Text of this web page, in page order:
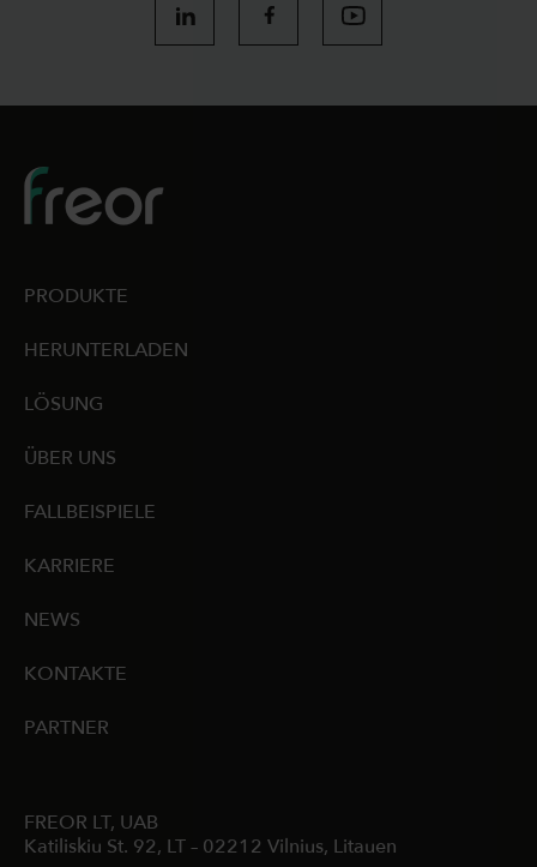
FREOR LT, UAB
Katiliskiu St. 92, LT – 02212 Vilnius, Litauen
PRODUKTE
HERUNTERLADEN
LÖSUNG
ÜBER UNS
FALLBEISPIELE
KARRIERE
NEWS
KONTAKTE
PARTNER